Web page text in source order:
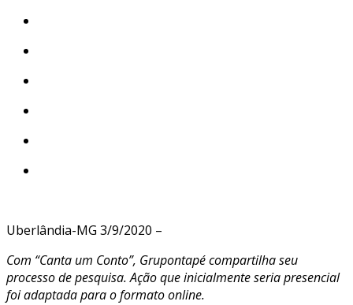
Uberlândia-MG 3/9/2020 –
Com “Canta um Conto”, Grupontapé compartilha seu
processo de pesquisa. Ação que inicialmente seria presencial
foi adaptada para o formato online.